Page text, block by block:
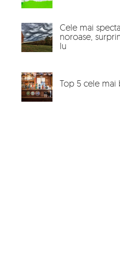
Cele mai
noroase,
lu
Top 5 cele